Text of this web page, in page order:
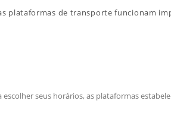
plataformas de transporte funcionam
seus horários, as plataformas